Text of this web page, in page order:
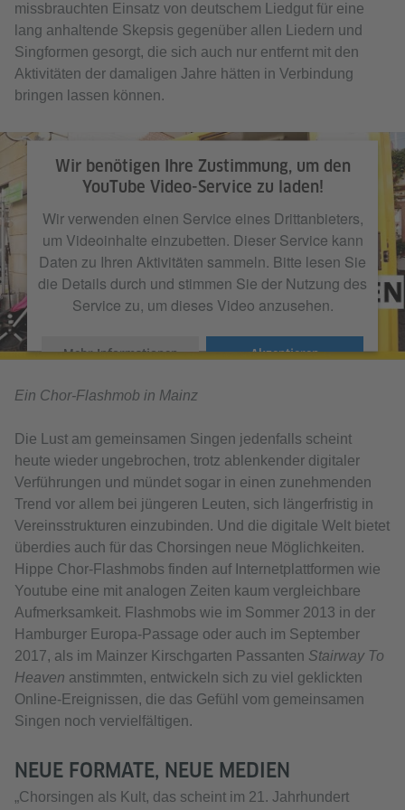
missbrauchten Einsatz von deutschem Liedgut für eine
lang anhaltende Skepsis gegenüber allen Liedern und
Singformen gesorgt, die sich auch nur entfernt mit den
Aktivitäten der damaligen Jahre hätten in Verbindung
bringen lassen können.
Wir benötigen Ihre Zustimmung, um den
YouTube Video-Service zu laden!
Wir verwenden einen Service eines Drittanbieters,
um Videoinhalte einzubetten. Dieser Service kann
Daten zu Ihren Aktivitäten sammeln. Bitte lesen Sie
die Details durch und stimmen Sie der Nutzung des
Service zu, um dieses Video anzusehen.
Mehr Informationen Akzeptieren
Ein Chor-Flashmob in Mainz
Die Lust am gemeinsamen Singen jedenfalls scheint
heute wieder ungebrochen, trotz ablenkender digitaler
Verführungen und mündet sogar in einen zunehmenden
Trend vor allem bei jüngeren Leuten, sich längerfristig in
Vereinsstrukturen einzubinden. Und die digitale Welt bietet
überdies auch für das Chorsingen neue Möglichkeiten.
Hippe Chor-Flashmobs finden auf Internetplattformen wie
Youtube eine mit analogen Zeiten kaum vergleichbare
Aufmerksamkeit. Flashmobs wie im Sommer 2013 in der
Hamburger Europa-Passage oder auch im September
2017, als im Mainzer Kirschgarten Passanten Stairway To
Heaven anstimmten, entwickeln sich zu viel geklickten
Online-Ereignissen, die das Gefühl vom gemeinsamen
Singen noch vervielfältigen.
NEUE FORMATE, NEUE MEDIEN
„Chorsingen als Kult, das scheint im 21. Jahrhundert